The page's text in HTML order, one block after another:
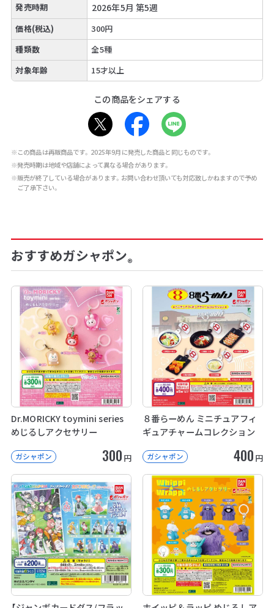
発売時期 2026年5月 第5週
価格(税込)
300円
種類数
全5種
対象年齢
15才以上
この商品をシェアする
※この商品は再販商品です。2025年9月に発売した商品と同じものです。
※発売時期は地域や店舗によって異なる場合があります。
※販売が終了している場合があります。お問い合わせ頂いても対応致しかねますので予め
ご了承下さい。
おすすめガシャポン®
Dr.MORICKY toymini series
めじるしアクセサリー
ガシャポン 300 円
８番らーめん ミニチュアフィ
ギュアチャームコレクション
ガシャポン 400 円